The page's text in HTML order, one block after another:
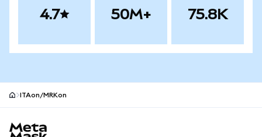
4.7 50M+ 75.8K
ITAon/MRKon